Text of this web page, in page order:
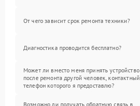
От чего зависит срок ремонта техники?
Диагностика проводится бесплатно?
Может ли вместо меня принять устройство
после ремонта другой человек, контактный
телефон которого я предоставлю?
Возможно ли получать обратную связь в